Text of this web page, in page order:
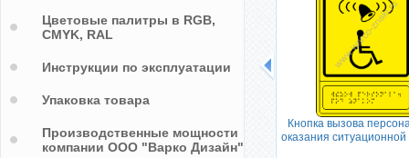
Кнопка вызова
оказания
Цветовые палитры в RGB,
CMYK, RAL
Инструкции по эксплуатации
Упаковка товара
Производственные мощности
компании ООО "Варко Дизайн"